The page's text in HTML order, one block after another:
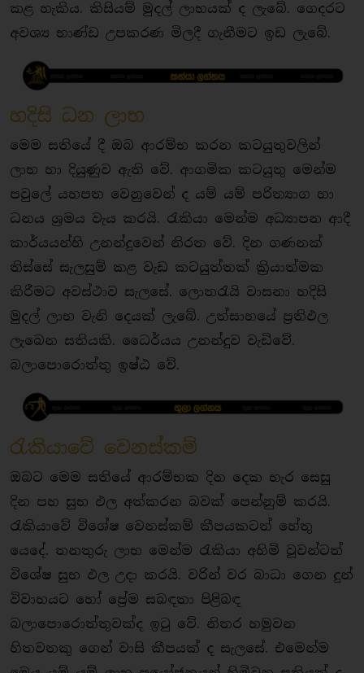
කළ හැකිය. කිසියම් මුදල් ලාභයක් ද ලැබේ. ගෙදරට
අවශ්‍ය භාණ්ඩ උපකරණ මිලදී ගැනීමට ඉඩ ලැබේ.
හදිසි ධන ලාභ
මෙම සතියේ දී ඔබ ආරම්භ කරන කටයුතුවලින්
ලාභ හා දියුණුව ඇති වේ. ආගමික කටයුතු මෙන්ම
පවුලේ යහපත වෙනුවෙන් ද යම් යම් පරිත්‍යාග හා
ධනය ශ්‍රමය වැය කරයි. රැකියා මෙන්ම අධ්‍යාපන ආදී
කාර්යයන්හි උනන්දුවෙන් නිරත වේ. දින ගණනක්
තිස්සේ සැලසුම් කළ වැඩ කටයුත්තක් ක්‍රියාත්මක
කිරීමට අවස්ථාව සැලසේ. ලොතරැයි වාසනා හදිසි
මුදල් ලාභ වැනි දෙයක් ලැබේ. උත්සාහයේ ප්‍රතිඵල
ලැබෙන සතියකි. ධෛර්යය උනන්දුව වැඩිවේ.
බලාපොරොත්තු ඉෂ්ඨ වේ.
රැකියාවේ වෙනස්කම්
ඔබට මෙම සතියේ ආරම්භක දින දෙක හැර සෙසු
දින පහ සුභ ඵල අත්කරන බවක් පෙන්නුම් කරයි.
රැකියාවේ විශේෂ වෙනස්කම් කීපයකටත් හේතු
යෙදේ. තනතුරු ලාභ මෙන්ම රැකියා අහිමි වූවන්ටත්
විශේෂ සුභ ඵල උදා කරයි. වරින් වර බාධා ගෙන දුන්
විවාහයට හෝ ප්‍රේම සබඳතා පිළිබඳ
බලාපොරොත්තුවක්ද ඉටු වේ. නිතර හමුවන
හිතවතකු ගෙන් වාසි කීපයක් ද සැලසේ. එමෙන්ම